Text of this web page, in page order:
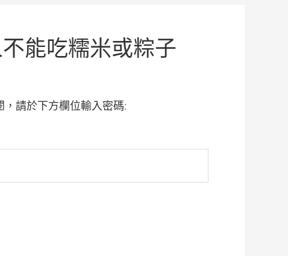
能吃糯米或粽子
請於下方欄位輸入密碼: